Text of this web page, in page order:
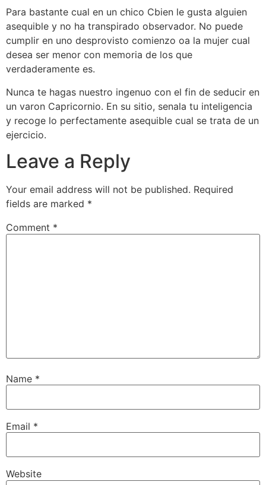
Para bastante cual en un chico Cbien le gusta alguien
asequible y no ha transpirado observador. No puede
cumplir en uno desprovisto comienzo oa la mujer cual
desea ser menor con memoria de los que
verdaderamente es.
Nunca te hagas nuestro ingenuo con el fin de seducir en
un varon Capricornio. En su sitio, senala tu inteligencia
y recoge lo perfectamente asequible cual se trata de un
ejercicio.
Leave a Reply
Your email address will not be published. Required
fields are marked *
Comment *
Name *
Email *
Website